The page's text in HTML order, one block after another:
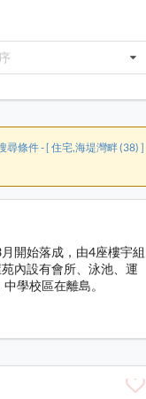
尋條件 - [ 住宅,海堤灣畔 (38) ]
開始落成，由4座樓宇組
內設有會所、泳池、運
學校區在離島。